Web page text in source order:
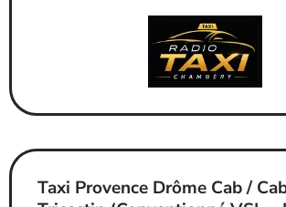
Taxi Provence Drôme Cab /